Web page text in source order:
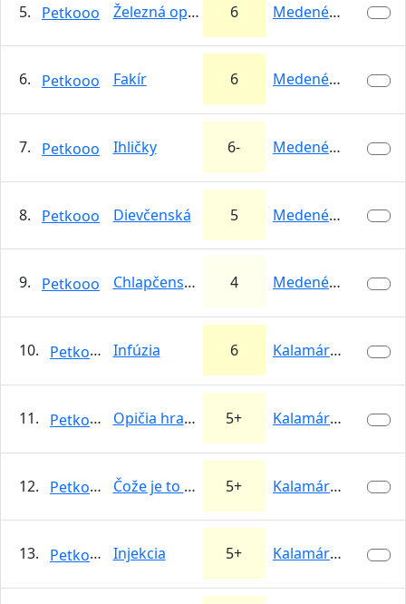
5. Petkooo Železná opona 6 Medené Hámre
6. Petkooo Fakír 6 Medené Hámre
7. Petkooo Ihličky 6- Medené Hámre
8. Petkooo Dievčenská 5 Medené Hámre
9. Petkooo Chlapčenská 4 Medené Hámre
10. Petkooo Infúzia 6 Kalamárka
11. Petkooo Opičia hrana 5+ Kalamárka
12. Petkooo Čože je to päťdesiatka 5+ Kalamárka
13. Petkooo Injekcia 5+ Kalamárka